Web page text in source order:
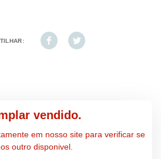
vendido.
em nosso site para verificar se
outro disponivel.